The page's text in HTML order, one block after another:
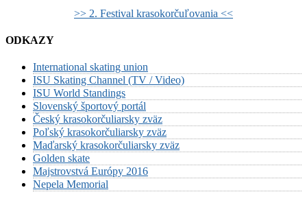
>> 2. Festival krasokorčuľovania <<
ODKAZY
International skating union
ISU Skating Channel (TV / Video)
ISU World Standings
Slovenský športový portál
Český krasokorčuliarsky zväz
Poľský krasokorčuliarsky zväz
Maďarský krasokorčuliarsky zväz
Golden skate
Majstrovstvá Európy 2016
Nepela Memorial